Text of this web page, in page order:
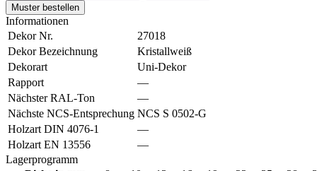
Muster bestellen
Informationen
Dekor Nr.
27018
Dekor Bezeichnung
Kristallweiß
Dekorart
Uni-Dekor
Rapport
—
Nächster RAL-Ton
—
Nächste NCS-Entsprechung NCS S 0502-G
Holzart DIN 4076-1
—
Holzart EN 13556
—
Lagerprogramm